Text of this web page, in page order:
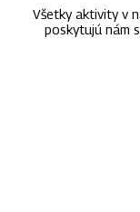
Všetky aktivity v
poskytujú nám